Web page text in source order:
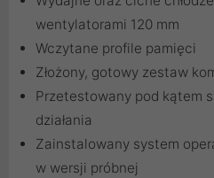
wentylatorami 120 mm
Wczytane profile pamięci
Złożony, gotowy zestaw
Przetestowany pod kątem
działania
Zainstalowany system
w wersji próbnej